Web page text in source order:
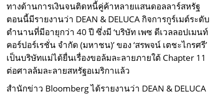
ทางด้านการเงินจนติดหนี้คู่ค้าหลายแสนดอลลาร์สหรัฐ
ตอนนี้มีรายงานว่า DEAN & DELUCA กิจการกูร์เมต์ระดับ
ตำนานที่มีอายุกว่า 40 ปี ซึ่งมี ‘บริษัท เพซ ดีเวลลอปเมนท์
คอร์ปอร์เรชั่น จำกัด (มหาชน)’​ ของ ‘สรพจน์ เตชะไกรศรี’
เป็นบริษัทแม่ได้ยื่นเรื่องขอล้มละลายภายใต้ Chapter 11
ต่อศาลล้มละลายสหรัฐอเมริกาแล้ว
สำนักข่าว Bloomberg ได้รายงานว่า DEAN & DELUCA